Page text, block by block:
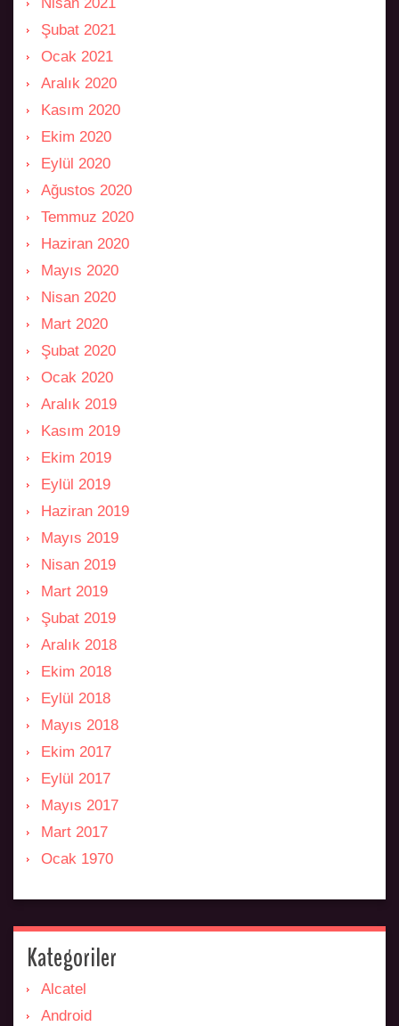
Nisan 2021
Şubat 2021
Ocak 2021
Aralık 2020
Kasım 2020
Ekim 2020
Eylül 2020
Ağustos 2020
Temmuz 2020
Haziran 2020
Mayıs 2020
Nisan 2020
Mart 2020
Şubat 2020
Ocak 2020
Aralık 2019
Kasım 2019
Ekim 2019
Eylül 2019
Haziran 2019
Mayıs 2019
Nisan 2019
Mart 2019
Şubat 2019
Aralık 2018
Ekim 2018
Eylül 2018
Mayıs 2018
Ekim 2017
Eylül 2017
Mayıs 2017
Mart 2017
Ocak 1970
Kategoriler
Alcatel
Android